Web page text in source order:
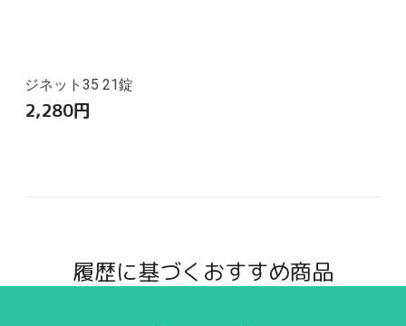
ジネット35 21錠
2,280円
履歴に基づくおすすめ商品